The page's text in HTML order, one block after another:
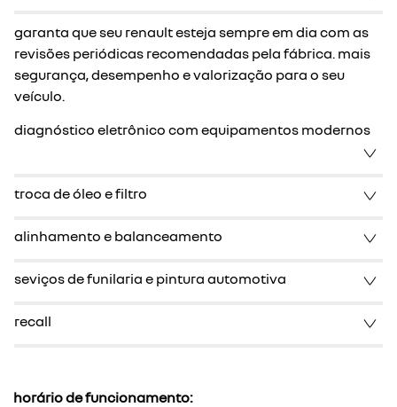
garanta que seu renault esteja sempre em dia com as
revisões periódicas recomendadas pela fábrica. mais
segurança, desempenho e valorização para o seu
veículo.
diagnóstico eletrônico com equipamentos modernos
troca de óleo e filtro
alinhamento e balanceamento
seviços de funilaria e pintura automotiva
recall
horário de funcionamento: